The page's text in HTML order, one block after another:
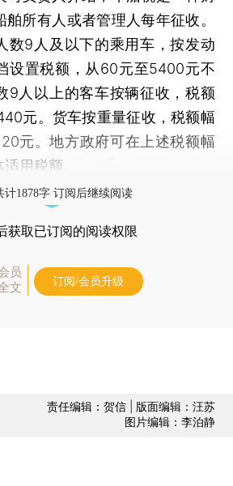
所有人或者管理人每年征收。
数9人及以下的乘用车，按发动
设置税额，从60元至5400元不
9人以上的客车按辆征收，税额
元。货车按重量征收，税额幅
元。地方政府可在上述税额幅
用税额。
计1878字 订阅后继续阅读
获取已订阅的阅读权限
员
文
订阅/会员升级
责任编辑：贺信 | 版面编辑：汪苏
图片编辑：李泊静